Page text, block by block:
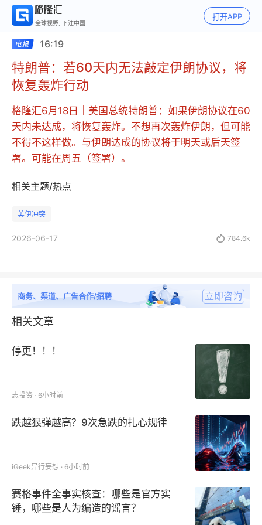
全球视野, 下注中国
打开APP
16:19
特朗普：若60天内无法敲定伊朗协议，将
恢复轰炸行动
格隆汇6月18日｜美国总统特朗普：如果伊朗协议在60
天内未达成，将恢复轰炸。不想再次轰炸伊朗，但可能
不得不这样做。与伊朗达成的协议将于明天或后天签
署。可能在周五（签署）。
相关主题/热点
美伊冲突
2026-06-17  784.6k
商务、渠道、广告合作/招聘 立即咨询
相关文章
停更！！！
志投资 · 6小时前
跌越狠弹越高？9次急跌的扎心规律
iGeek异行妄想 · 6小时前
赛格事件全事实核查：哪些是官方实
锤，哪些是人为编造的谣言？